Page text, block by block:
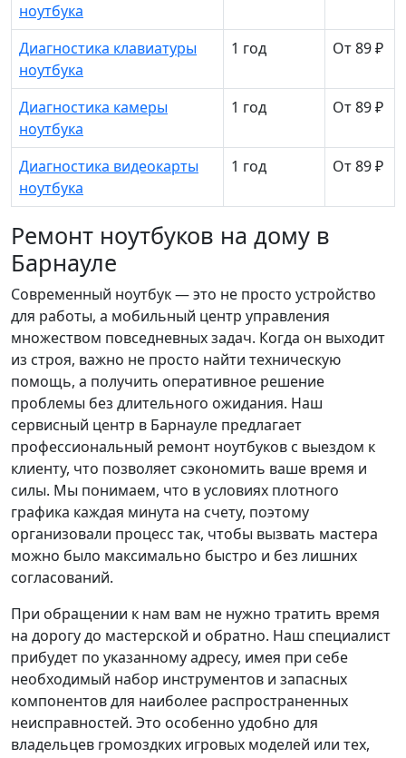
ноутбука
Диагностика клавиатуры
ноутбука
1 год От 89 ₽
Диагностика камеры
ноутбука
1 год От 89 ₽
Диагностика видеокарты
ноутбука
1 год От 89 ₽
Ремонт ноутбуков на дому в
Барнауле
Современный ноутбук — это не просто устройство
для работы, а мобильный центр управления
множеством повседневных задач. Когда он выходит
из строя, важно не просто найти техническую
помощь, а получить оперативное решение
проблемы без длительного ожидания. Наш
сервисный центр в Барнауле предлагает
профессиональный ремонт ноутбуков с выездом к
клиенту, что позволяет сэкономить ваше время и
силы. Мы понимаем, что в условиях плотного
графика каждая минута на счету, поэтому
организовали процесс так, чтобы вызвать мастера
можно было максимально быстро и без лишних
согласований.
При обращении к нам вам не нужно тратить время
на дорогу до мастерской и обратно. Наш специалист
прибудет по указанному адресу, имея при себе
необходимый набор инструментов и запасных
компонентов для наиболее распространенных
неисправностей. Это особенно удобно для
владельцев громоздких игровых моделей или тех,